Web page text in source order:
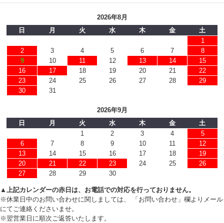
2026年8月
日
月 火 水 木 金
土
1
2
3 4 5 6 7
8
9
10 11 12 13 14
15
16
17 18 19 20 21
22
23
24 25 26 27 28
29
30
31
2026年9月
日
月 火 水 木 金
土
1
2 3 4
5
6
7 8 9 10 11
12
13
14 15 16 17 18
19
20
21 22 23 24 25
26
27
28 29 30
▲上記カレンダーの赤日は、お電話での対応を行っておりません。
※休業日中のお問い合わせに関しましては、 「お問い合わせ」欄よりメール
にてご連絡くださいませ。
※翌営業日に順次ご返答いたします。